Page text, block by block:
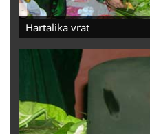
-
Hartalika vrat